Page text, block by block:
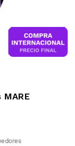
MARE